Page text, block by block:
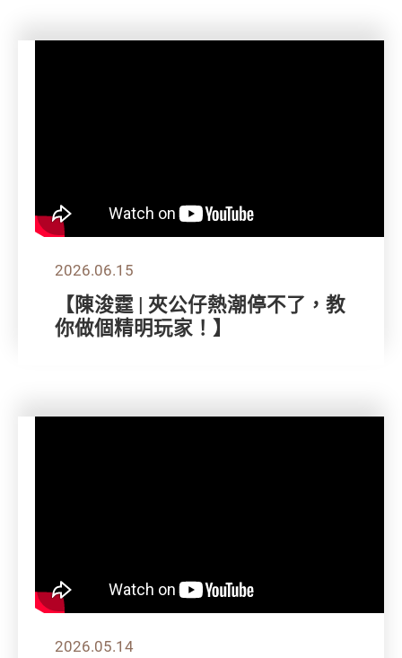
2026.06.15
【陳浚霆 | 夾公仔熱潮停不了，教
你做個精明玩家！】
2026.05.14